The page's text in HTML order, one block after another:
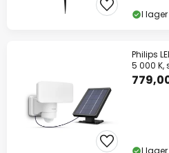
I lager
Philips
5 000 K,
I lager